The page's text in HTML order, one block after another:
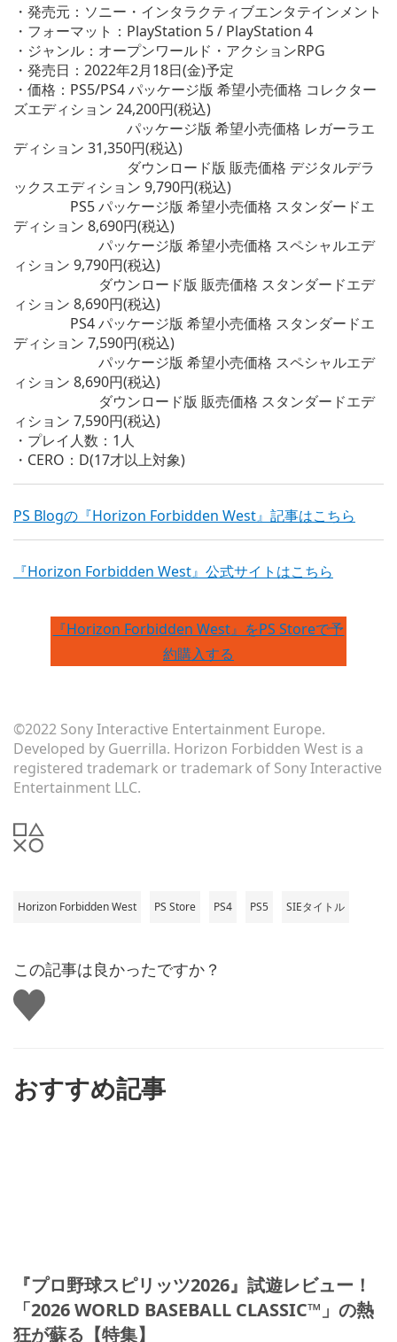
・発売元：ソニー・インタラクティブエンタテインメント
・フォーマット：PlayStation 5 / PlayStation 4
・ジャンル：オープンワールド・アクションRPG
・発売日：2022年2月18日(金)予定
・価格：PS5/PS4 パッケージ版 希望小売価格 コレクター
ズエディション 24,200円(税込)
パッケージ版 希望小売価格 レガーラエ
ディション 31,350円(税込)
ダウンロード版 販売価格 デジタルデラ
ックスエディション 9,790円(税込)
PS5 パッケージ版 希望小売価格 スタンダードエ
ディション 8,690円(税込)
パッケージ版 希望小売価格 スペシャルエデ
ィション 9,790円(税込)
ダウンロード版 販売価格 スタンダードエデ
ィション 8,690円(税込)
PS4 パッケージ版 希望小売価格 スタンダードエ
ディション 7,590円(税込)
パッケージ版 希望小売価格 スペシャルエデ
ィション 8,690円(税込)
ダウンロード版 販売価格 スタンダードエデ
ィション 7,590円(税込)
・プレイ人数：1人
・CERO：D(17才以上対象)
PS Blogの『Horizon Forbidden West』記事はこちら
『Horizon Forbidden West』公式サイトはこちら
『Horizon Forbidden West』をPS Storeで予
約購入する
©2022 Sony Interactive Entertainment Europe.
Developed by Guerrilla. Horizon Forbidden West is a
registered trademark or trademark of Sony Interactive
Entertainment LLC.
Horizon Forbidden West PS Store PS4 PS5 SIEタイトル
この記事は良かったですか？
い
い
おすすめ記事
『プロ野球スピリッツ2026』試遊レビュー！
「2026 WORLD BASEBALL CLASSIC™」の熱
狂が蘇る【特集】